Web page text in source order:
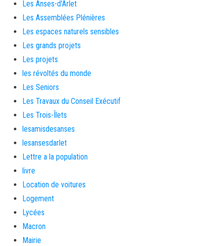
Les Anses-d'Arlet
Les Assemblées Plénières
Les espaces naturels sensibles
Les grands projets
Les projets
les révoltés du monde
Les Seniors
Les Travaux du Conseil Exécutif
Les Trois-Îlets
lesamisdesanses
lesansesdarlet
Lettre a la population
livre
Location de voitures
Logement
Lycées
Macron
Mairie